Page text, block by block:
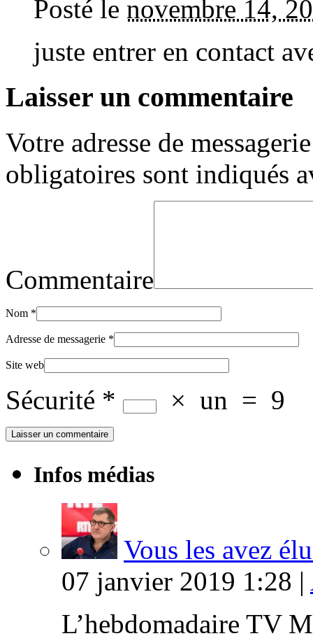
Posté le novembre 14,
juste entrer en contact
Laisser un commentaire
Votre adresse de
obligatoires sont indiqués
Commentaire
Nom *
Adresse de messagerie *
Site web
Sécurité * × un = 9
Infos médias
Vous les avez
07 janvier 2019 1:28 |
L’hebdomadaire TV